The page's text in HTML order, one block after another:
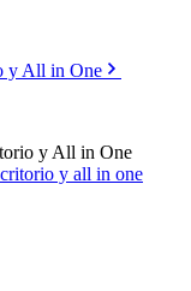
y All in One
y All in One
y all in one